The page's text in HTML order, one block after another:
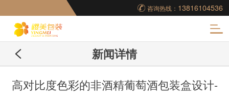
咨询热线： 13816104536
妆品包装盒工厂,高档
包装盒定制,创意包装
新闻详情
高对比度色彩的非酒精葡萄酒包装盒设计-